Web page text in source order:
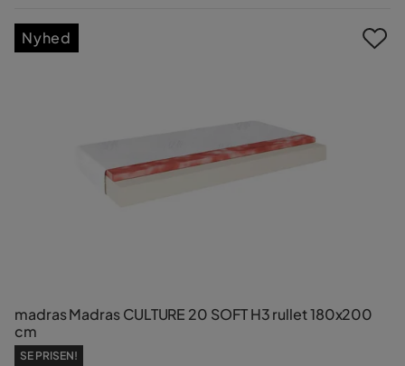
madras Madras CULTURE 20 SOFT H3 rullet 180x200
cm
SE PRISEN!
Nyhed